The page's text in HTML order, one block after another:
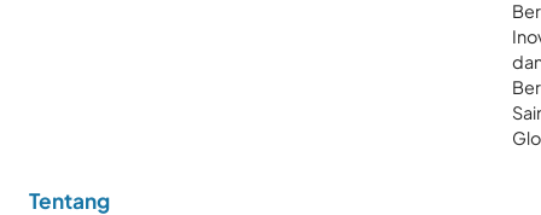
Tentang